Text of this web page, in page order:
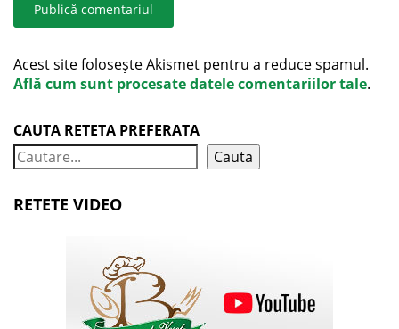
Acest site folosește Akismet pentru a reduce spamul.
Află cum sunt procesate datele comentariilor tale.
CAUTA RETETA PREFERATA
Cauta
RETETE VIDEO